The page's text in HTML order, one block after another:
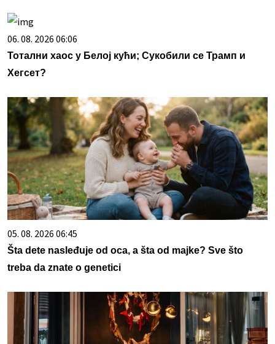
06. 08. 2026 06:06
Тотални хаос у Белој кући; Сукобили се Трамп и
Хегсет?
05. 08. 2026 06:45
Šta dete nasleđuje od oca, a šta od majke? Sve što
treba da znate o genetici